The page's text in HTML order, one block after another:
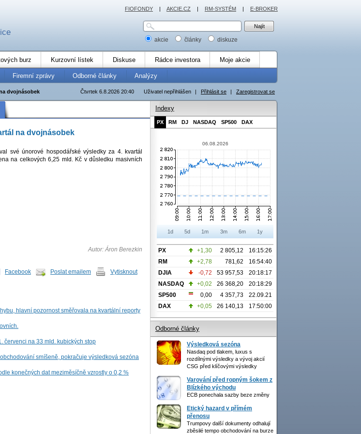
akcie články diskuze
burz Kurzovní lístek Diskuse Rádce investora Moje akcie
Firemní zprávy Odborné články Analýzy
Uživatel nepřihlášen | Přihlásit se | Zaregistrovat se
Čtvrtek 6.8.2026 20:40
dvojnásobek
na dvojnásobek
své únorové hospodářské výsledky za 4. kvartál
na celkových 6,25 mld. Kč v důsledku masivních
Autor: Áron Berezkin
Facebook Poslat emailem Vytisknout
hlavní pozornost směřovala na kvartální reporty
červenci na 33 mld. kubických stop
smíšeně, pokračuje výsledková sezóna
konečných dat meziměsíčně vzrostly o 0,2 %
Indexy
PX RM DJ NASDAQ SP500 DAX
06.08.2026
1d 5d 1m 3m 6m 1y
PX +1,30 2 805,12
16:15:26
RM
+2,78 781,62
16:54:40
DJIA
-0,72 53 957,53
20:18:17
NASDAQ
+0,02 26 368,20
20:18:29
SP500
0,00 4 357,73
22.09.21
DAX
+0,05 26 140,13 17:50:00
Odborné články
Výsledková sezóna
Nasdaq pod tlakem, luxus s
rozdílnými výsledky a vývoj akcií
CSG před klíčovými výsledky
Varování před ropným šokem z
Blízkého východu
ECB ponechala sazby beze změny
Etický hazard v přímém
přenosu
Trumpovy další dokumenty odhalují
zběsilé tempo obchodování na burze
FIOFONDY | AKCIE.CZ | RM-SYSTÉM | E-BROKER